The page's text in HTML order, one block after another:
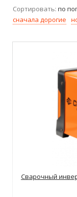
Сортировать: по
сначала дорогие
Сварочный